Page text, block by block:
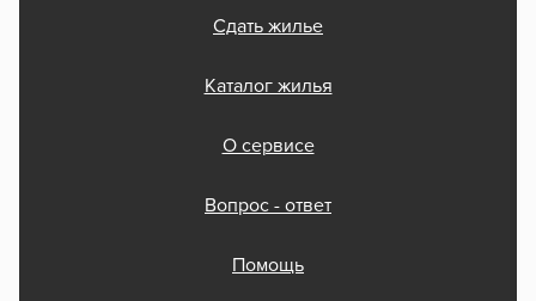
Сдать жилье
Каталог жилья
О сервисе
Вопрос - ответ
Помощь